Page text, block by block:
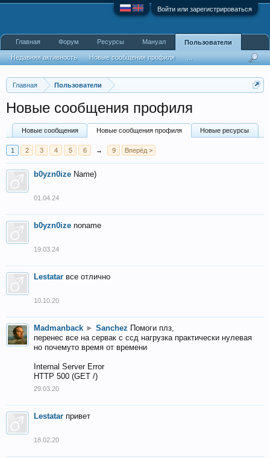
Войти или зарегистрироваться
Главная Пользователи
Новые сообщения профиля
Новые сообщения Новые сообщения профиля Новые ресурсы
1 2 3 4 5 6 → 9 Вперёд >
b0yzn0ize Name)
01.04.24
b0yzn0ize noname
19.03.24
Lestatar все отлично
10.10.20
Madmanback ► Sanchez Помоги плз,
перенес все на сервак с ссд нагрузка практически нулевая
но почемуто время от времени
Internal Server Error
HTTP 500 (GET /)
29.03.20
Lestatar привет
18.02.20
Главная Форум Ресурсы Мануал Пользователи
Недавняя активность Новые сообщения профиля